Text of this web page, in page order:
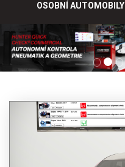
OSOBNÍ AUTOMOBILY